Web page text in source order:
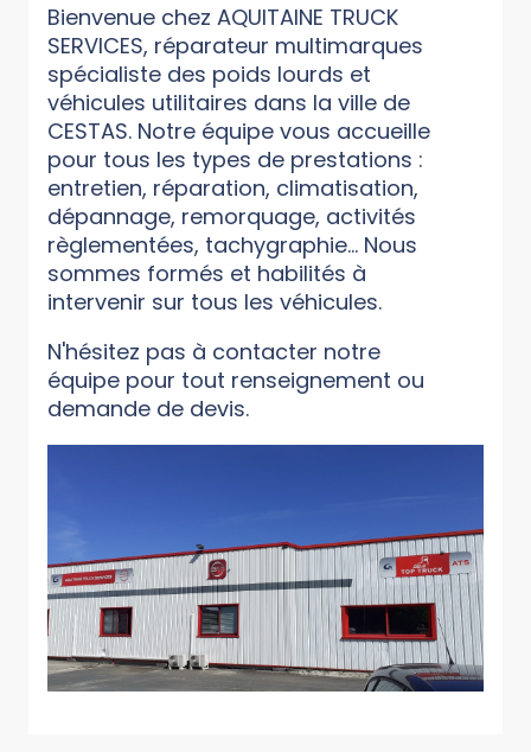
Bienvenue chez AQUITAINE TRUCK
SERVICES, réparateur multimarques
spécialiste des poids lourds et
véhicules utilitaires dans la ville de
CESTAS. Notre équipe vous accueille
pour tous les types de prestations :
entretien, réparation, climatisation,
dépannage, remorquage, activités
règlementées, tachygraphie... Nous
sommes formés et habilités à
intervenir sur tous les véhicules.
N'hésitez pas à contacter notre
équipe pour tout renseignement ou
demande de devis.